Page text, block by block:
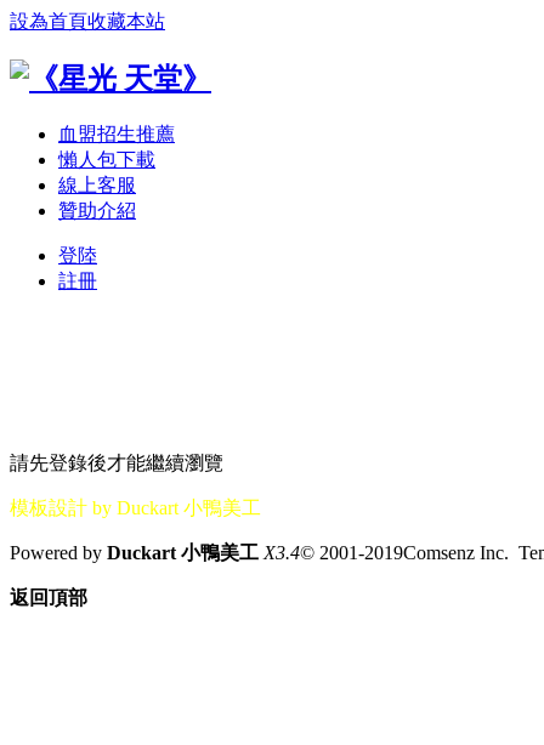
設為首頁收藏本站
血盟招生推薦
懶人包下載
線上客服
贊助介紹
登陸
註冊
請先登錄後才能繼續瀏覽
模板設計 by Duckart 小鴨美工
Powered by Duckart 小鴨美工 X3.4© 2001-2019Comsenz Inc.
返回頂部